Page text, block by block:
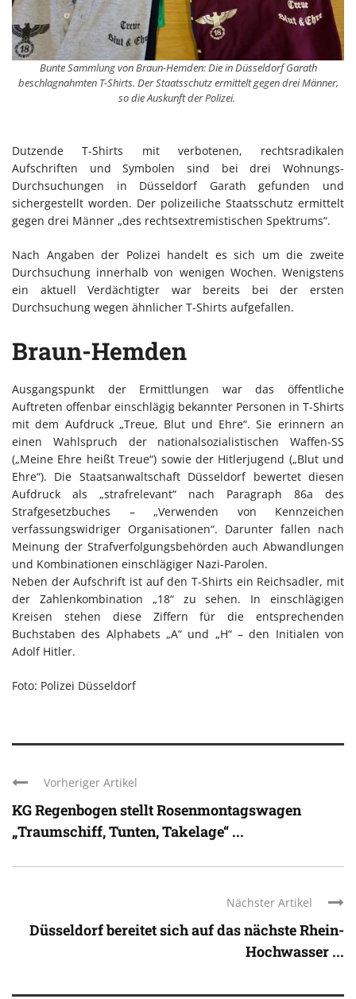
Bunte Sammlung von Braun-Hemden: Die in Düsseldorf Garath
beschlagnahmten T-Shirts. Der Staatsschutz ermittelt gegen drei Männer,
so die Auskunft der Polizei.
Dutzende T-Shirts mit verbotenen, rechtsradikalen
Aufschriften und Symbolen sind bei drei Wohnungs-
Durchsuchungen in Düsseldorf Garath gefunden und
sichergestellt worden. Der polizeiliche Staatsschutz ermittelt
gegen drei Männer „des rechtsextremistischen Spektrums“.
Nach Angaben der Polizei handelt es sich um die zweite
Durchsuchung innerhalb von wenigen Wochen. Wenigstens
ein aktuell Verdächtigter war bereits bei der ersten
Durchsuchung wegen ähnlicher T-Shirts aufgefallen.
Braun-Hemden
Ausgangspunkt der Ermittlungen war das öffentliche
Auftreten offenbar einschlägig bekannter Personen in T-Shirts
mit dem Aufdruck „Treue, Blut und Ehre“. Sie erinnern an
einen Wahlspruch der nationalsozialistischen Waffen-SS
(„Meine Ehre heißt Treue“) sowie der Hitlerjugend („Blut und
Ehre“). Die Staatsanwaltschaft Düsseldorf bewertet diesen
Aufdruck als „strafrelevant“ nach Paragraph 86a des
Strafgesetzbuches – „Verwenden von Kennzeichen
verfassungswidriger Organisationen“. Darunter fallen nach
Meinung der Strafverfolgungsbehörden auch Abwandlungen
und Kombinationen einschlägiger Nazi-Parolen.
Neben der Aufschrift ist auf den T-Shirts ein Reichsadler, mit
der Zahlenkombination „18“ zu sehen. In einschlägigen
Kreisen stehen diese Ziffern für die entsprechenden
Buchstaben des Alphabets „A“ und „H“ – den Initialen von
Adolf Hitler.
Foto: Polizei Düsseldorf
Vorheriger Artikel
KG Regenbogen stellt Rosenmontagswagen
„Traumschiff, Tunten, Takelage“ ...
Nächster Artikel
Düsseldorf bereitet sich auf das nächste Rhein-
Hochwasser ...